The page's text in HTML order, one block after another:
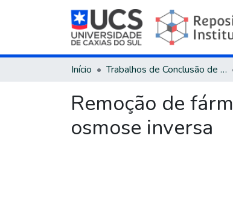
Início Trabalhos de Conclusão de Curso
Remoção de
osmose inversa